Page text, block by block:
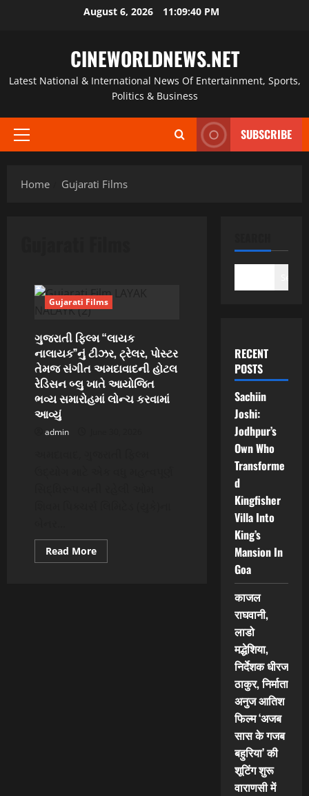
August 6, 2026 11:09:40 PM
CINEWORLDNEWS.NET
Latest National & International News Of Entertainment, Sports,
Politics & Business
Primary
SUBSCRIBE
Home Gujarati Films
Gujarati Films
ગુજરાતી ફિલ્મ “લાયક
નાલાયક”નું ટીઝર, ટ્રેલર, પોસ્ટર
તેમજ સંગીત અમદાવાદની હોટલ
રેડિસન બ્લુ ખાતે આયોજિત
ભવ્ય સમારોહમાં લોન્ચ કરવામાં
આવ્યું
admin
Read MoreRead
more
RECENT
POSTS
Sachiin
Joshi:
Jodhpur’s
Own Who
Transforme
d
Kingfisher
Villa Into
King’s
Mansion In
Goa
काजल
राघवानी,
लाडो
मद्धेशिया,
निर्देशक धीरज
ठाकुर, निर्माता
अनुज आतिश
फिल्म ‘अजब
सास के गजब
बहुरिया’ की
शूटिंग शुरू
वाराणसी में